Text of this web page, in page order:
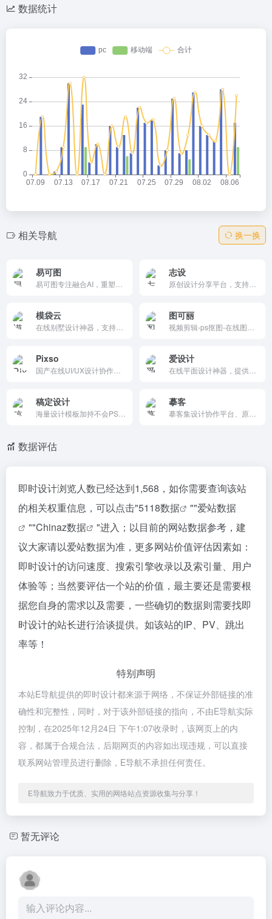
数据统计
相关导航 换一换
易可图 志设
模袋云 图可丽
Pixso 爱设计
稿定设计 摹客
数据评估
即时设计浏览人数已经达到1,568，如你需要查询该站
的相关权重信息，可以点击"5118数据 ""爱站数据
""Chinaz数据
"进入；以目前的网站数据参考，建
议大家请以爱站数据为准，更多网站价值评估因素如：
即时设计的访问速度、搜索引擎收录以及索引量、用户
体验等；当然要评估一个站的价值，最主要还是需要根
据您自身的需求以及需要，一些确切的数据则需要找即
时设计的站长进行洽谈提供。如该站的IP、PV、跳出
率等！
特别声明
本站E导航提供的即时设计都来源于网络，不保证外部链接的准
确性和完整性，同时，对于该外部链接的指向，不由E导航实际
控制，在2025年12月24日 下午1:07收录时，该网页上的内
容，都属于合规合法，后期网页的内容如出现违规，可以直接
联系网站管理员进行删除，E导航不承担任何责任。
E导航致力于优质、实用的网络站点资源收集与分享！
暂无评论